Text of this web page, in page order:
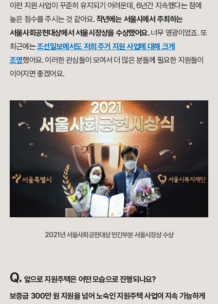
이런 지원 사업이 꾸준히 유지되기 어려운데, 6년간 지속했다는 점에
높은 점수를 주시는 것 같아요. 작년에는 서울시에서 주최하는
서울사회공헌대상에서 서울시장상을 수상했어요.너무 영광이었죠. 또
최근에는조선일보에서도 저희 주거 지원 사업에 대해 크게
조명했어요. 이러한 관심들이 모여서 더 많은 분들께 필요한 지원들이
이어지면 좋겠어요.
2021년 서울사회공헌대상 민간부분 서울시장상 수상
Q. 앞으로 지원주택은 어떤 모습으로 진행되나요?
보증금 300만 원 지원을 넘어 노숙인 지원주택 사업이 지속 가능하게